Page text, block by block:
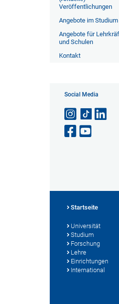
Veröffentlichungen
Angebote im Studium
Angebote für
und Schulen
Kontakt
Social Media
Startseite
Universität
Studium
Forschung
Lehre
Einrichtungen
International